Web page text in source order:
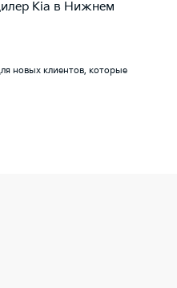
Kia в Нижнем
новых клиентов, которые